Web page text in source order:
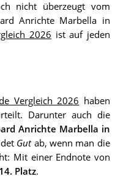
nicht überzeugt vom
Anrichte Marbella in
2026 ist auf jeden
Vergleich 2026 haben
Darunter auch die
Anrichte Marbella in
Gutab, wenn man die
Mit einer Endnote von
14. Platz.